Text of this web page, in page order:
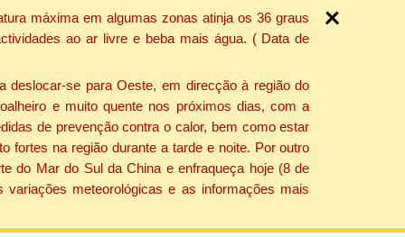
máxima em algumas zonas atinja os 36 graus
ao ar livre e beba mais água. ( Data de
deslocar-se para Oeste, em direcção à região do
e muito quente nos próximos dias, com a
de prevenção contra o calor, bem como estar
fortes na região durante a tarde e noite. Por outro
do Mar do Sul da China e enfraqueça hoje (8 de
meteorológicas e as informações mais